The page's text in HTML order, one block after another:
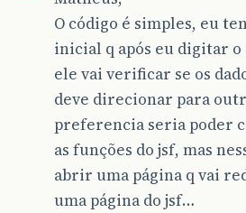
O código é simples, eu
inicial q após eu digitar o
ele vai verificar se os
deve direcionar para
preferencia seria poder
as funções do jsf, mas
abrir uma página q vai
uma página do jsf…